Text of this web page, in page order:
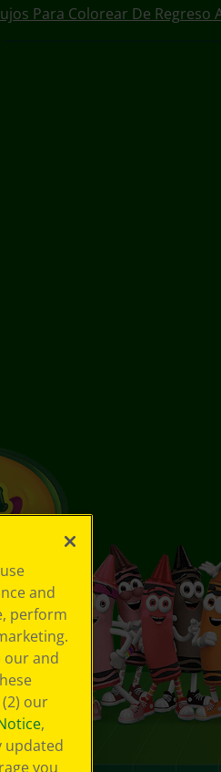
Para Colorear De Regreso
and
perform
our and
our
,
updated
you